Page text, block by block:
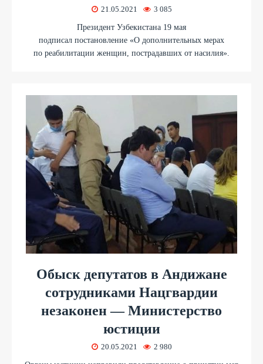
21.05.2021 3 085
Президент Узбекистана 19 мая
подписал постановление «О дополнительных мерах
по реабилитации женщин, пострадавших от насилия».
Обыск депутатов в Андижане
сотрудниками Нацгвардии
незаконен — Министерство
юстиции
20.05.2021 2 980